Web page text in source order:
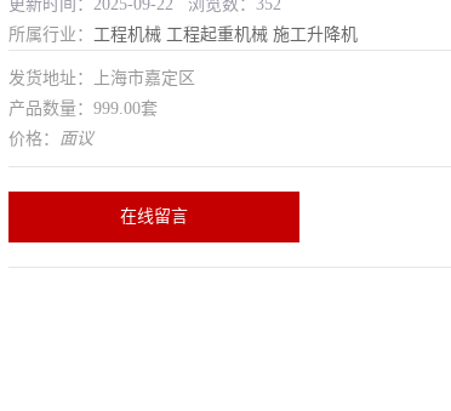
更新时间：2025-09-22 浏览数：352
所属行业： 工程机械 工程起重机械 施工升降机
发货地址：上海市嘉定区
产品数量：999.00套
价格： 面议
在线留言